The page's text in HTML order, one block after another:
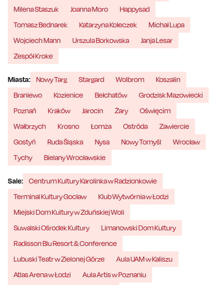
Milena Staszuk
Joanna Moro
Happysad
Tomasz Bednarek
Katarzyna Kołeczek
Michał Lupa
Wojciech Mann
Urszula Borkowska
Janja Lesar
Zespół Kroke
Miasta: Nowy Targ Stargard Wolbrom
Koszalin
Braniewo
Kozienice Bełchatów
Grodzisk Mazowiecki
Poznań
Kraków Jarocin Żary
Oświęcim
Wałbrzych
Krosno Łomża Ostróda
Zawiercie
Gostyń
Ruda Śląska Nysa Nowy Tomyśl
Wrocław
Tychy
Bielany Wrocławskie
Sale:
Centrum Kultury Karolinka w Radzionkowie
Terminal Kultury Gocław
Klub Wytwórnia w Łodzi
Miejski Dom Kultury w Zduńskiej Woli
Suwalski Ośrodek Kultury
Limanowski Dom Kultury
Radisson Blu Resort & Conference
Lubuski Teatr w Zielonej Górze
Aula UAM w Kaliszu
Atlas Arena w Łodzi
Aula Artis w Poznaniu